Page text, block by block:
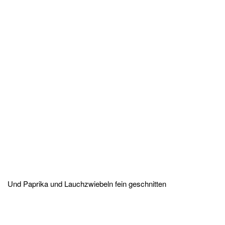
Und Paprika und Lauchzwiebeln fein geschnitten